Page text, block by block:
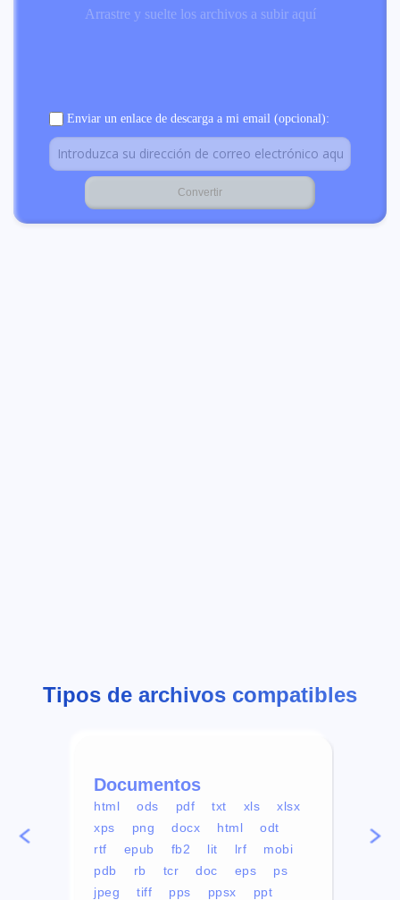
Arrastre y suelte los archivos a subir aquí
Enviar un enlace de descarga a mi email (opcional):
Tipos de archivos compatibles
Documentos
html ods pdf txt xls
xlsx
xps
png docx html
odt
rtf
epub fb2 lit lrf
mobi
pdb
rb tcr doc eps
ps
jpeg
tiff pps ppsx
ppt
mp4